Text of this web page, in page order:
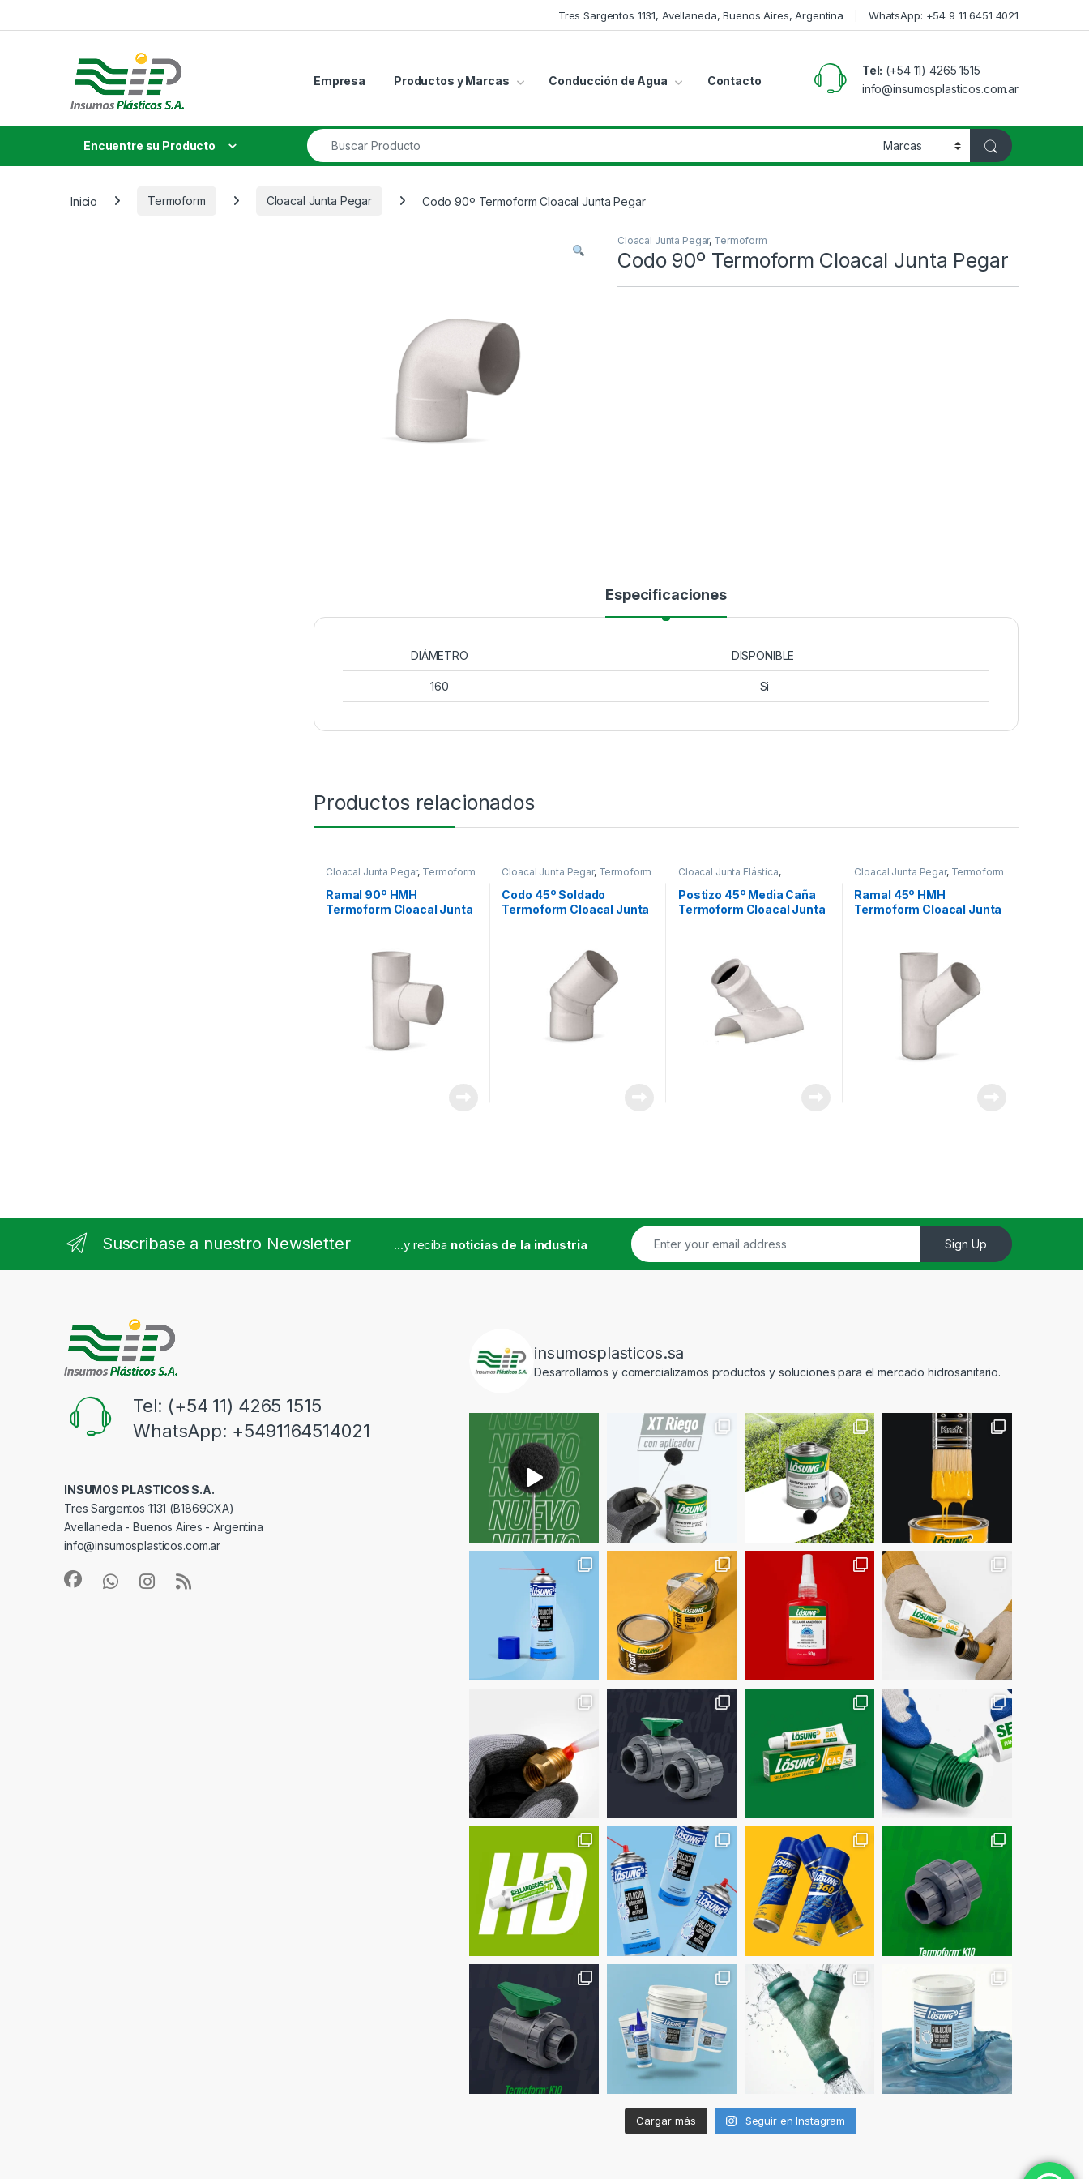
Tres Sargentos 1131, Avellaneda, Buenos Aires, Argentina WhatsApp: +54 9 11 6451 4021
Empresa Productos y Marcas Conducción de Agua Contacto
Tel: (+54 11) 4265 1515
info@insumosplasticos.com.ar
Encuentre su Producto
Search for:
Inicio Termoform Cloacal Junta Pegar Codo 90º Termoform Cloacal Junta Pegar
Cloacal Junta Pegar, Termoform
Codo 90º Termoform Cloacal Junta Pegar
Especificaciones
DIÁMETRO DISPONIBLE
160 Si
Productos relacionados
Cloacal Junta Pegar, Termoform
Ramal 90º HMH
Termoform Cloacal Junta
Cloacal Junta Pegar, Termoform
Codo 45º Soldado
Termoform Cloacal Junta
Cloacal Junta Elástica,
Postizo 45º Media Caña
Termoform Cloacal Junta
Cloacal Junta Pegar, Termoform
Ramal 45º HMH
Termoform Cloacal Junta
Suscribase a nuestro Newsletter ...y reciba noticias de la industria Sign Up
Tel: (+54 11) 4265 1515
WhatsApp: +5491164514021
INSUMOS PLASTICOS S.A.
Tres Sargentos 1131 (B1869CXA)
Avellaneda - Buenos Aires - Argentina
info@insumosplasticos.com.ar
insumosplasticos.sa
Desarrollamos y comercializamos productos y soluciones para el mercado hidrosanitario.
Cargar más Seguir en Instagram